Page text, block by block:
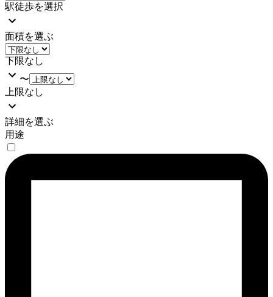
駅徒歩を選択
面積を選ぶ
下限なし
〜
上限なし
詳細を選ぶ
用途